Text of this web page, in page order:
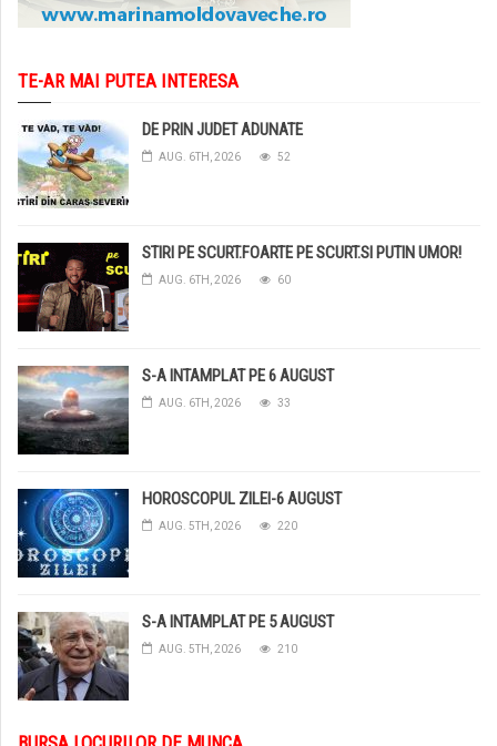
TE-AR MAI PUTEA INTERESA
DE PRIN JUDET ADUNATE
AUG. 6TH, 2026 52
STIRI PE SCURT.FOARTE PE SCURT.SI PUTIN UMOR!
AUG. 6TH, 2026 60
S-A INTAMPLAT PE 6 AUGUST
AUG. 6TH, 2026 33
HOROSCOPUL ZILEI-6 AUGUST
AUG. 5TH, 2026 220
S-A INTAMPLAT PE 5 AUGUST
AUG. 5TH, 2026 210